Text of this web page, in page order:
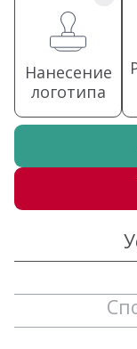
Нанесение
логотипа